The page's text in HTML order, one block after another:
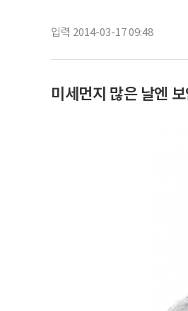
입력 2014-03-17 09:48
미세먼지 많은 날엔